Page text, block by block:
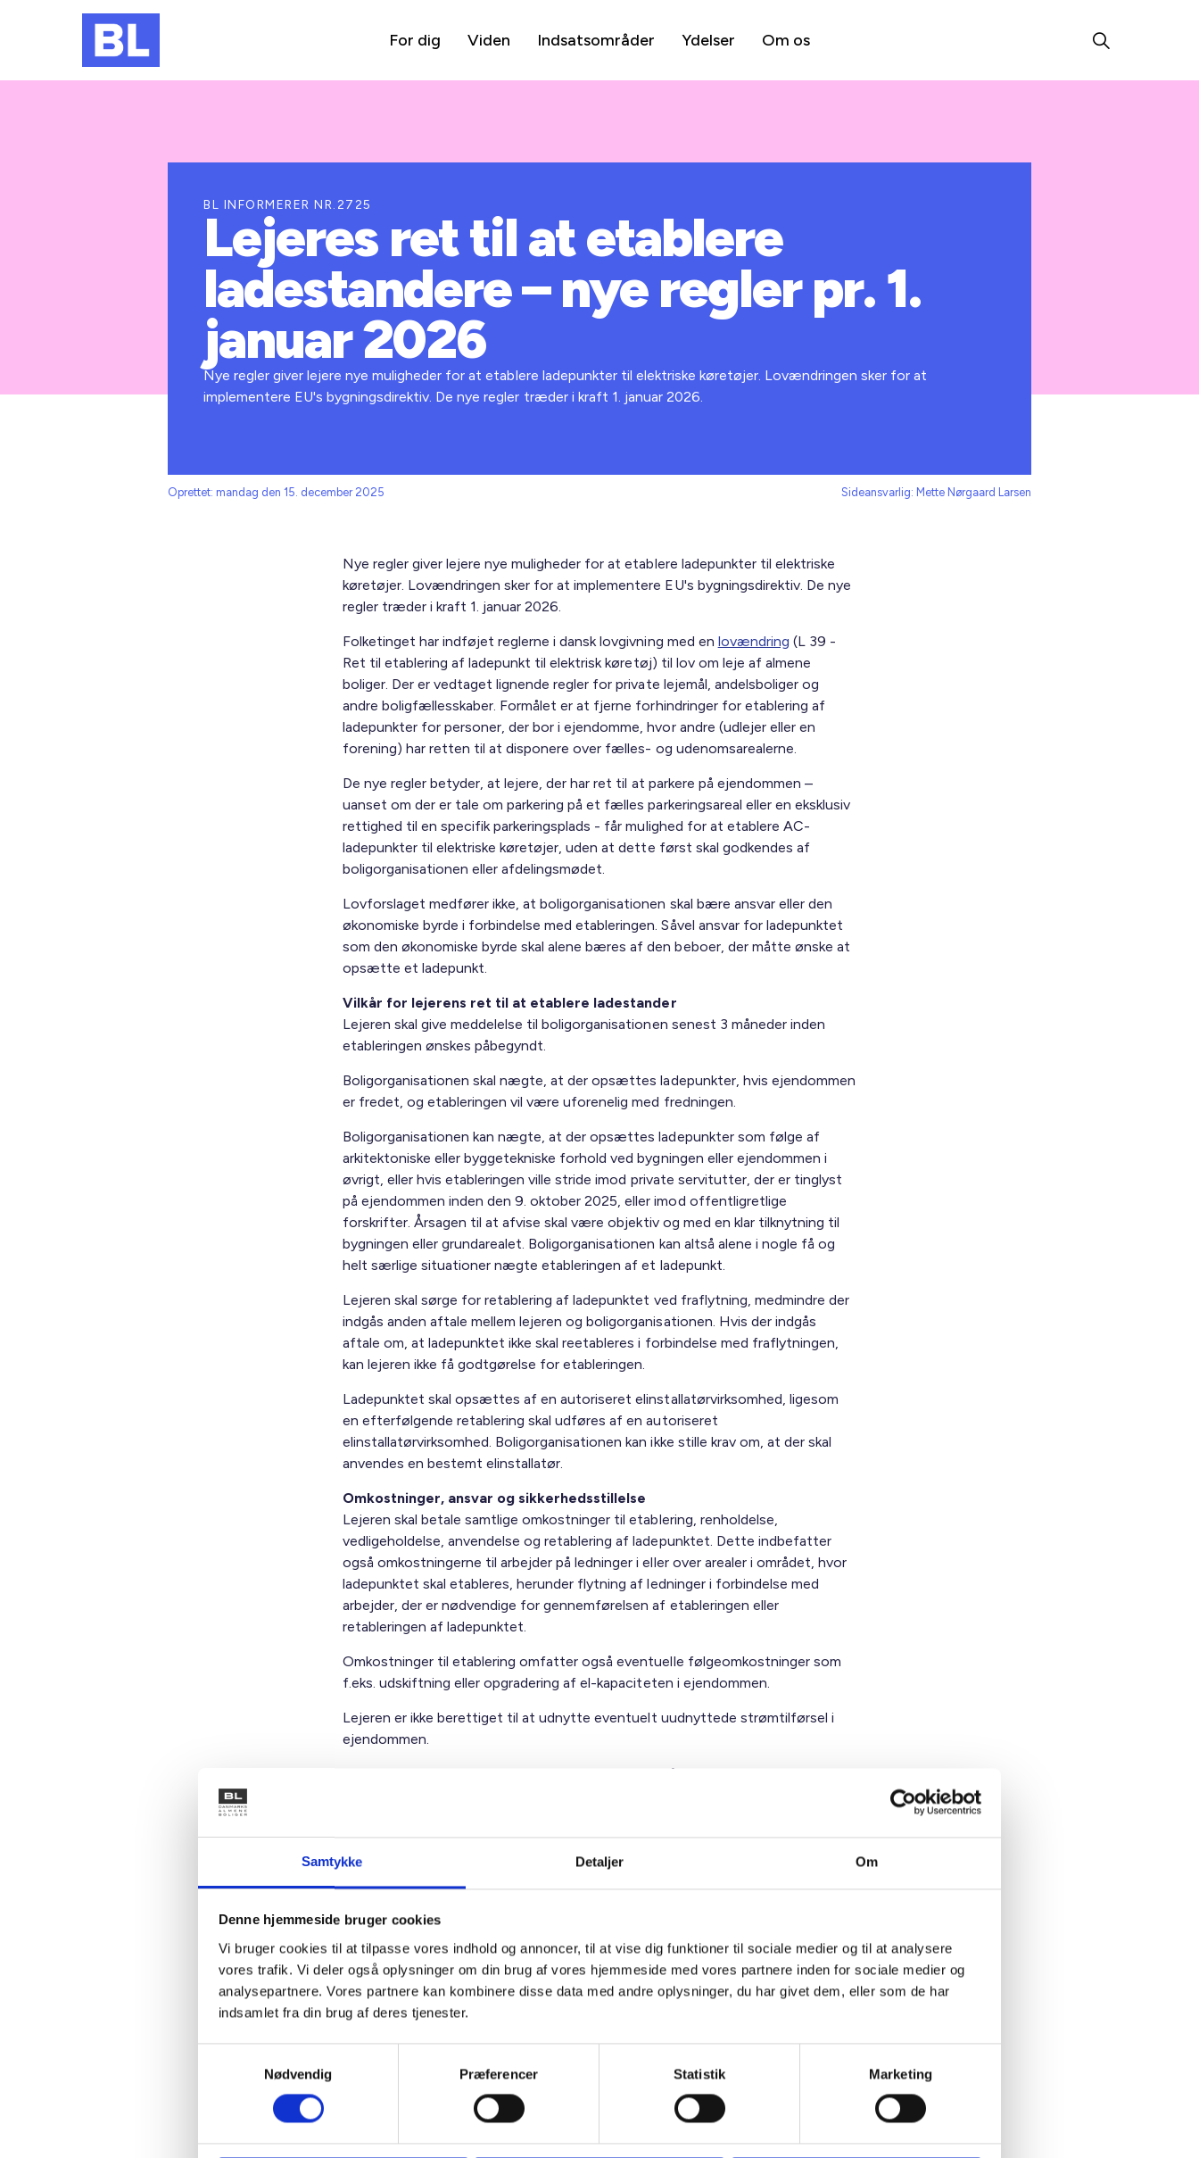
Samtykke Detaljer Om
Denne hjemmeside bruger cookies
Vi bruger cookies til at tilpasse vores indhold og annoncer, til at vise dig funktioner til sociale medier og til at analysere
vores trafik. Vi deler også oplysninger om din brug af vores hjemmeside med vores partnere inden for sociale medier og
analysepartnere. Vores partnere kan kombinere disse data med andre oplysninger, du har givet dem, eller som de har
indsamlet fra din brug af deres tjenester.
Nødvendig
Præferencer Statistik Marketing
For dig Viden Indsatsområder Ydelser Om os
BL INFORMERER NR.2725
Lejeres ret til at etablere
ladestandere – nye regler pr. 1.
januar 2026
Nye regler giver lejere nye muligheder for at etablere ladepunkter til elektriske køretøjer. Lovændringen sker for at
implementere EU's bygningsdirektiv. De nye regler træder i kraft 1. januar 2026.
Oprettet: mandag den 15. december 2025 Sideansvarlig: Mette Nørgaard Larsen
Nye regler giver lejere nye muligheder for at etablere ladepunkter til elektriske
køretøjer. Lovændringen sker for at implementere EU's bygningsdirektiv. De nye
regler træder i kraft 1. januar 2026.
Folketinget har indføjet reglerne i dansk lovgivning med en lovændring (L 39 -
Ret til etablering af ladepunkt til elektrisk køretøj) til lov om leje af almene
boliger. Der er vedtaget lignende regler for private lejemål, andelsboliger og
andre boligfællesskaber. Formålet er at fjerne forhindringer for etablering af
ladepunkter for personer, der bor i ejendomme, hvor andre (udlejer eller en
forening) har retten til at disponere over fælles- og udenomsarealerne.
De nye regler betyder, at lejere, der har ret til at parkere på ejendommen –
uanset om der er tale om parkering på et fælles parkeringsareal eller en eksklusiv
rettighed til en specifik parkeringsplads - får mulighed for at etablere AC-
ladepunkter til elektriske køretøjer, uden at dette først skal godkendes af
boligorganisationen eller afdelingsmødet.
Lovforslaget medfører ikke, at boligorganisationen skal bære ansvar eller den
økonomiske byrde i forbindelse med etableringen. Såvel ansvar for ladepunktet
som den økonomiske byrde skal alene bæres af den beboer, der måtte ønske at
opsætte et ladepunkt.
Vilkår for lejerens ret til at etablere ladestander
Lejeren skal give meddelelse til boligorganisationen senest 3 måneder inden
etableringen ønskes påbegyndt.
Boligorganisationen skal nægte, at der opsættes ladepunkter, hvis ejendommen
er fredet, og etableringen vil være uforenelig med fredningen.
Boligorganisationen kan nægte, at der opsættes ladepunkter som følge af
arkitektoniske eller byggetekniske forhold ved bygningen eller ejendommen i
øvrigt, eller hvis etableringen ville stride imod private servitutter, der er tinglyst
på ejendommen inden den 9. oktober 2025, eller imod offentligretlige
forskrifter. Årsagen til at afvise skal være objektiv og med en klar tilknytning til
bygningen eller grundarealet. Boligorganisationen kan altså alene i nogle få og
helt særlige situationer nægte etableringen af et ladepunkt.
Lejeren skal sørge for retablering af ladepunktet ved fraflytning, medmindre der
indgås anden aftale mellem lejeren og boligorganisationen. Hvis der indgås
aftale om, at ladepunktet ikke skal reetableres i forbindelse med fraflytningen,
kan lejeren ikke få godtgørelse for etableringen.
Ladepunktet skal opsættes af en autoriseret elinstallatørvirksomhed, ligesom
en efterfølgende retablering skal udføres af en autoriseret
elinstallatørvirksomhed. Boligorganisationen kan ikke stille krav om, at der skal
anvendes en bestemt elinstallatør.
Omkostninger, ansvar og sikkerhedsstillelse
Lejeren skal betale samtlige omkostninger til etablering, renholdelse,
vedligeholdelse, anvendelse og retablering af ladepunktet. Dette indbefatter
også omkostningerne til arbejder på ledninger i eller over arealer i området, hvor
ladepunktet skal etableres, herunder flytning af ledninger i forbindelse med
arbejder, der er nødvendige for gennemførelsen af etableringen eller
retableringen af ladepunktet.
Omkostninger til etablering omfatter også eventuelle følgeomkostninger som
f.eks. udskiftning eller opgradering af el-kapaciteten i ejendommen.
Lejeren er ikke berettiget til at udnytte eventuelt uudnyttede strømtilførsel i
ejendommen.
Lejeren er erstatningsansvarlig for skade, der er forårsaget ved etablering eller
Ved »fornøden« forstås et beløb, der må anses for at svare til
fraflytningen ikke opfylder sin retableringspligt. Der skal derfor tages
udgangspunkt i boligorganisations forventede omkostninger og ikke i lejers
eventuelle forventede omkostninger, der kan være lavere end
boligorganisations, som følge af lejers aftale med en autoriseret
elinstallatørvirksomhed i forbindelse med etableringen.
Det medfører ikke et krav om, at boligorganisation indhenter tilbud på retablering
forud for fastsættelsen af beløbet. Det må forventes, at sikkerhedsstillelsens
størrelse vil variere alt efter lokalitet, valg af autoriseret elinstallatørvirksomhed
Lejeren kan ikke opsætte et ladepunkt, hvis lejer og boligorganisation ikke kan